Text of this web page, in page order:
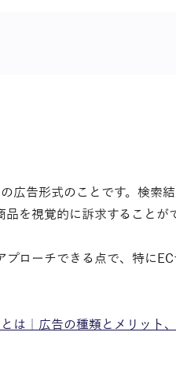
広告形式のことです。検索
を視覚的に訴求することが
ローチできる点で、特に
は｜広告の種類とメリット